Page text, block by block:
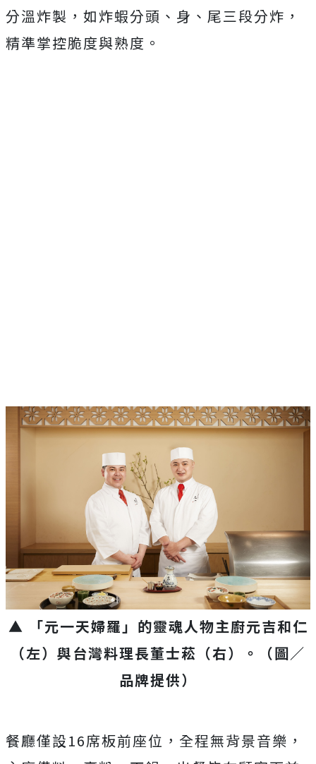
分溫炸製，如炸蝦分頭、身、尾三段分炸，
精準掌控脆度與熟度。
▲ 「元一天婦羅」的靈魂人物主廚元吉和仁
（左）與台灣料理長董士菘（右）。（圖／
品牌提供）
餐廳僅設16席板前座位，全程無背景音樂，